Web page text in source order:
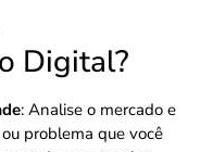
Digital?
: Analise o mercado e
problema que você